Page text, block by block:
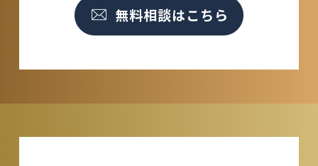
無料相談はこちら